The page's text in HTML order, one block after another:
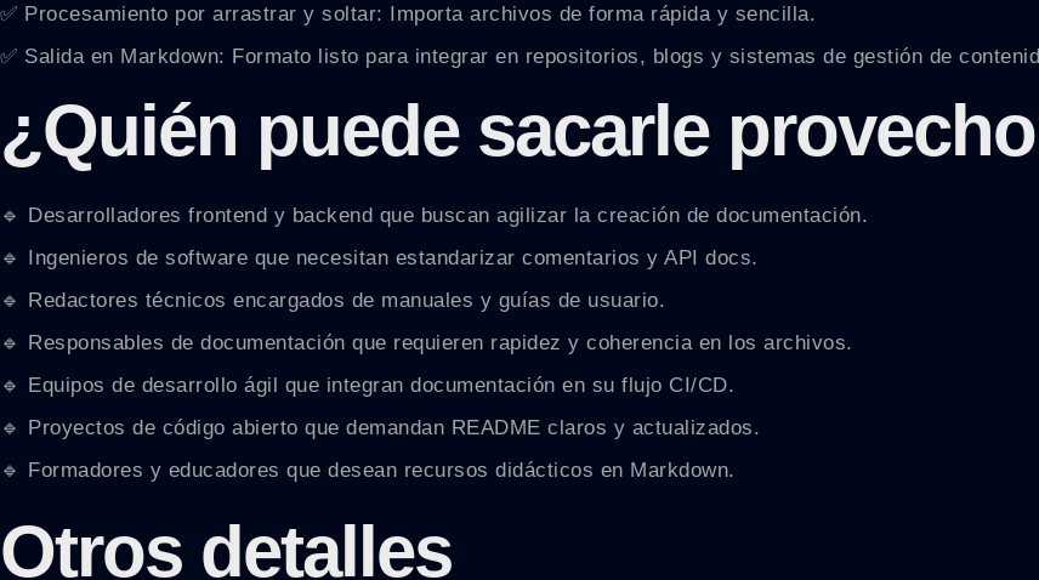
✅ Procesamiento por arrastrar y soltar: Importa archivos de forma rápida y sencilla.
✅ Salida en Markdown: Formato listo para integrar en repositorios, blogs y sistemas de gestión de
¿Quién puede sacarle
🔹 Desarrolladores frontend y backend que buscan agilizar la creación de documentación.
🔹 Ingenieros de software que necesitan estandarizar comentarios y API docs.
🔹 Redactores técnicos encargados de manuales y guías de usuario.
🔹 Responsables de documentación que requieren rapidez y coherencia en los archivos.
🔹 Equipos de desarrollo ágil que integran documentación en su flujo CI/CD.
🔹 Proyectos de código abierto que demandan README claros y actualizados.
🔹 Formadores y educadores que desean recursos didácticos en Markdown.
Otros detalles